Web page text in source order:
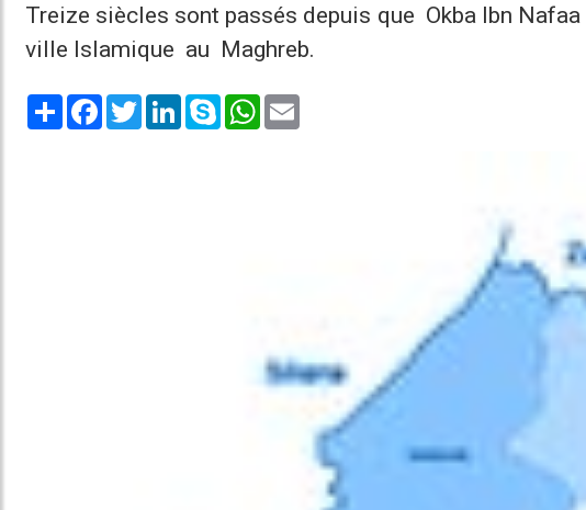
Treize siècles sont passés depuis que Okba Ibn
ville Islamique au Maghreb.
Share Facebook
TwitterLinkedInSkype WhatsApp